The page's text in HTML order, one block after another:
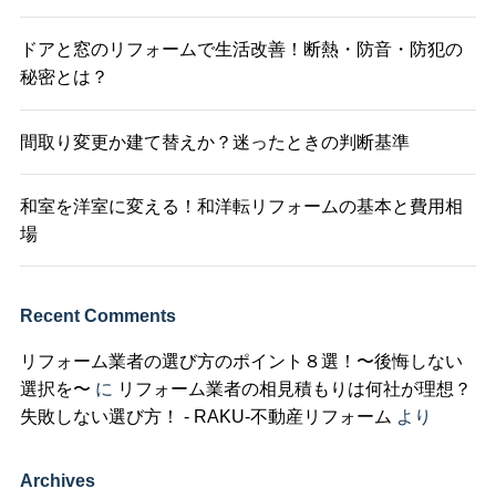
ドアと窓のリフォームで生活改善！断熱・防音・防犯の
秘密とは？
間取り変更か建て替えか？迷ったときの判断基準
和室を洋室に変える！和洋転リフォームの基本と費用相
場
Recent Comments
リフォーム業者の選び方のポイント８選！〜後悔しない
選択を〜 に リフォーム業者の相見積もりは何社が理想？
失敗しない選び方！ - RAKU-不動産リフォーム より
Archives